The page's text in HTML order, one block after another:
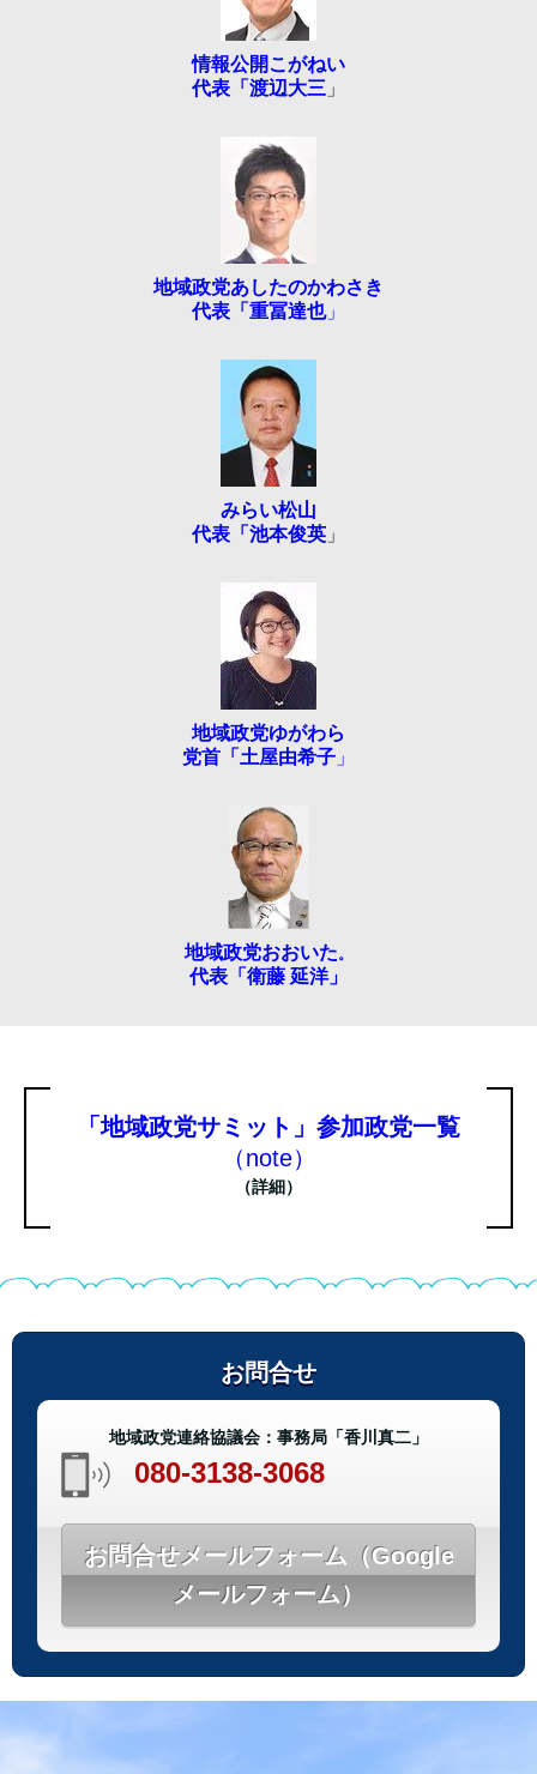
情報公開こがねい
代表「渡辺大三 」
地域政党あしたのかわさき
代表「重冨達也」
みらい松山
代表「池本俊英 」
地域政党ゆがわら
党首「土屋由希子 」
地域政党おおいた。
代表「衛藤 延洋」
「地域政党サミット」参加政党一覧
（note）
（詳細）
お問合せ
地域政党連絡協議会：事務局「香川真二」
080-3138-3068
お問合せメールフォーム（Google
メールフォーム）